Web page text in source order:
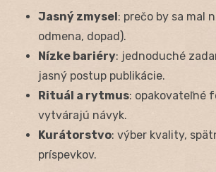
Jasný zmysel: prečo by sa mal
odmena, dopad).
Nízke bariéry: jednoduché
jasný postup publikácie.
Rituál a rytmus: opakovateľné
vytvárajú návyk.
Kurátorstvo: výber kvality,
príspevkov.